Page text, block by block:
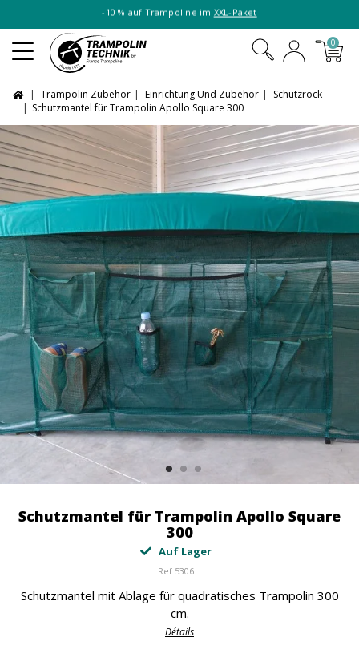
-10 % auf Trampoline imXXL-Paket
0
Trampolin Zubehör Einrichtung Und Zubehör
Schutzrock
Schutzmantel für Trampolin Apollo Square 300
Schutzmantel für Trampolin Apollo Square
300
Auf Lager
Ref 5306
Schutzmantel mit Ablage für quadratisches Trampolin 300
cm.
Détails